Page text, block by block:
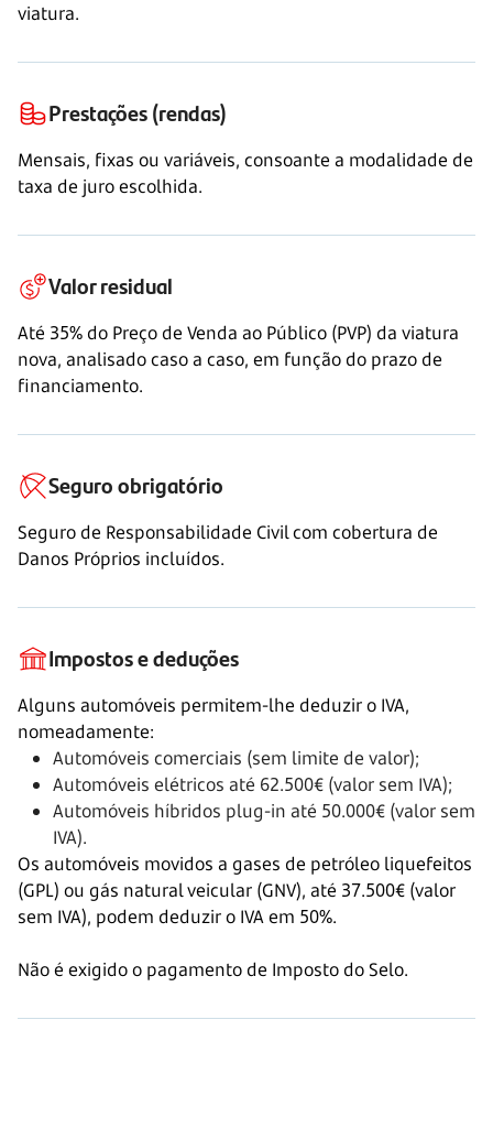
viatura.
Prestações (rendas)
Mensais, fixas ou variáveis, consoante a modalidade de
taxa de juro escolhida.
Valor residual
Até 35% do Preço de Venda ao Público (PVP) da viatura
nova, analisado caso a caso, em função do prazo de
financiamento.
Seguro obrigatório
Seguro de Responsabilidade Civil com cobertura de
Danos Próprios incluídos.
Impostos e deduções
Alguns automóveis permitem-lhe deduzir o IVA,
nomeadamente:
Automóveis comerciais (sem limite de valor);
Automóveis elétricos até 62.500€ (valor sem IVA);
Automóveis híbridos plug-in até 50.000€ (valor sem
IVA).
Os automóveis movidos a gases de petróleo liquefeitos
(GPL) ou gás natural veicular (GNV), até 37.500€ (valor
sem IVA), podem deduzir o IVA em 50%.
Não é exigido o pagamento de Imposto do Selo.